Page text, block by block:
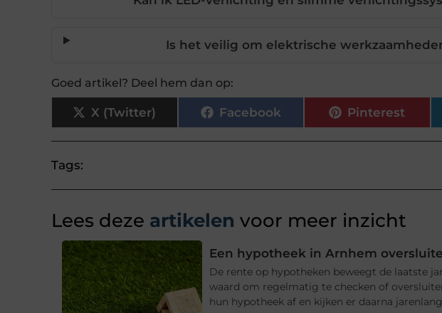
Is het veilig om elektrische
Goed artikel? Deel hem dan op:
X (Twitter) Facebook Pinterest
Tags:
Lees deze artikelen voor meer inzicht
Een hypotheek in Arnhem
De rente op hypotheken beweegt de laatste
waard om regelmatig te checken of
hun hypotheek af en kijken er daarna